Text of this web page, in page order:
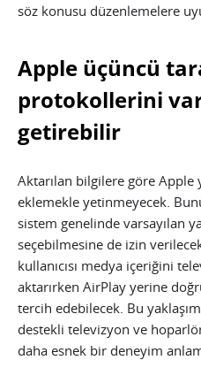
söz konusu düzenlemelere
Apple üçüncü
protokollerini
getirebilir
Aktarılan bilgilere göre Apple
eklemekle yetinmeyecek.
sistem genelinde varsayılan
seçebilmesine de izin
kullanıcısı medya içeriğini
aktarırken AirPlay yerine
tercih edebilecek. Bu
destekli televizyon ve
daha esnek bir deneyim